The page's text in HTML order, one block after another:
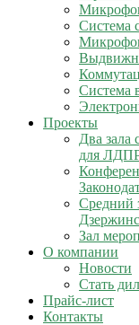
Система
Система
Проекты
Два зала
для
Средний
Зал
О компании
Новости
Стать
Прайс-лист
Контакты